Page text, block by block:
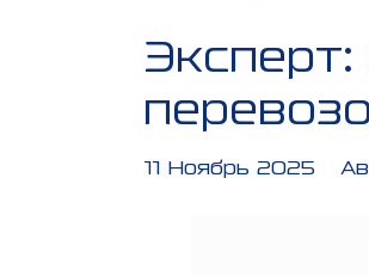
11 Ноябрь 2025